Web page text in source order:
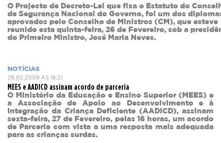
O Projecto de Decreto-Lei que fixa o Estatuto do
de Segurança Nacional do Governo, foi um dos
aprovados pelo Conselho de Ministros (CM), que esteve
reunido esta quinta-feira, 26 de Fevereiro, sob a
do Primeiro Ministro, José Maria Neves.
NOTÍCIAS
26.02.2009 ÀS 18:21
MEES e AADICD assinam acordo de parceria
O Ministério da Educação e Ensino Superior (MEES) e
a Associação de Apoio ao Desenvolvimento e à
Integração da Criança Deficiente (AADICD), assinam
sexta-feira, 27 de Fevereiro, pelas 16 horas, um acordo
de Parceria com vista a uma resposta mais adequada
para as crianças surdas.